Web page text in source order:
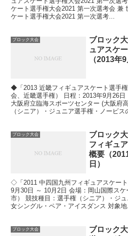
ケート選手権大会2021 第一次選考会 兼
ケート選手権大会2021 第一次選考...
ブロック大会
ブロック
ュアスケ
（2013年
◆「2013 近畿フィギュアスケート選手
会、近畿選手権） 日程：2013年9月26日
大阪府立臨海スポーツセンター (大阪府
（シニア）・ジュニア選手権・ノービス
ブロック大会
ブロック
フィギュ
概要（
日）
◇「2011 中四国九州フィギュアスケー
9月30日 ～ 10月2日 会場：岡山国際ス
市） 競技種目：選手権（シニア）・ジ
女シングル・ペア・アイスダンス 対象
ブロック大会
ブロック